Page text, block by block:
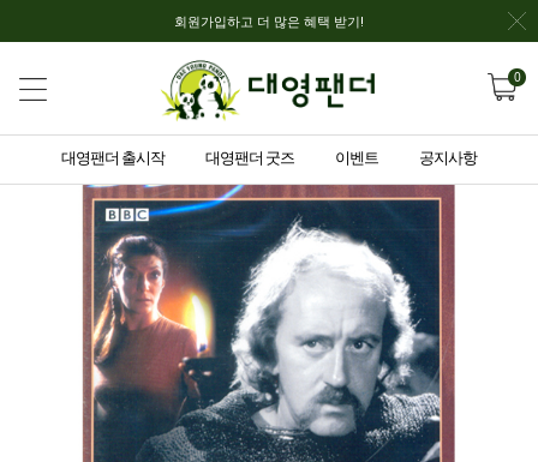
회원가입하고 더 많은 혜택 받기!
0
대영팬더 출시작 대영팬더 굿즈 이벤트 공지사항